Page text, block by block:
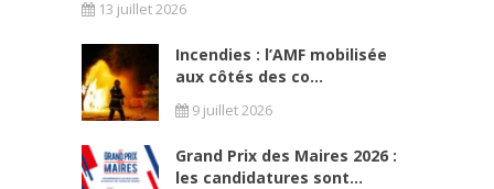
13 juillet 2026
Incendies : l’AMF mobilisée
aux côtés des co...
9 juillet 2026
Grand Prix des Maires 2026 :
les candidatures sont...